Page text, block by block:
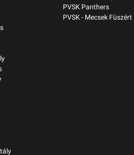
PVSK Panthers
PVSK - Mecsek Füszért